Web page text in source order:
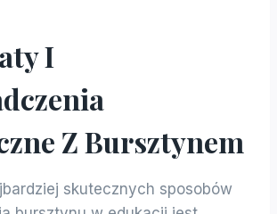
I
Z Bursztynem
skutecznych sposobów